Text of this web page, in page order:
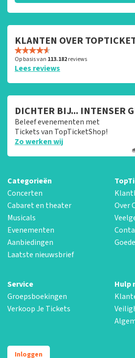
KLANTEN OVER
Op basis van 113.182reviews
Lees reviews
DICHTER BIJ... INTENSER
Beleef evenementen met
Tickets van TopTicketShop!
Zo werken wij
Categorieën
Concerten
Cabaret en theater
Musicals
Evenementen
Aanbiedingen
Laatste nieuwsbrief
Over
Service
Groepsboekingen
Verkoop Je Tickets
Hulp
Inloggen